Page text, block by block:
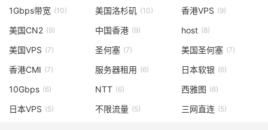
1Gbps带宽 (10) 美国洛杉矶 (10) 香港VPS (9)
美国CN2 (9) 中国香港 (9) host (8)
美国VPS (7) 圣何塞 (7) 美国圣何塞 (7)
香港CMI (7) 服务器租用 (6) 日本软银 (6)
10Gbps (6) NTT (6) 西雅图 (6)
日本VPS (5) 不限流量 (5) 三网直连 (5)